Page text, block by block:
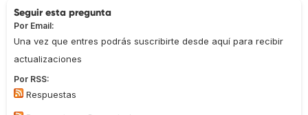
Seguir esta pregunta
Por Email:
Una vez que entres podrás suscribirte desde aquí para recibir
actualizaciones
Por RSS:
Respuestas